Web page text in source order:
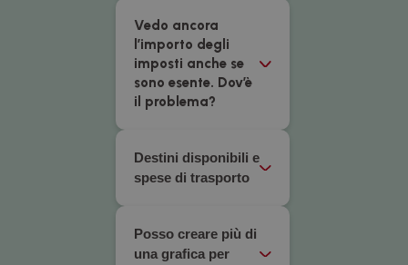
Vedo ancora
l’importo degli
imposti anche se
sono esente. Dov’è
il problema?
Destini disponibili e
spese di trasporto
Posso creare più di
una grafica per